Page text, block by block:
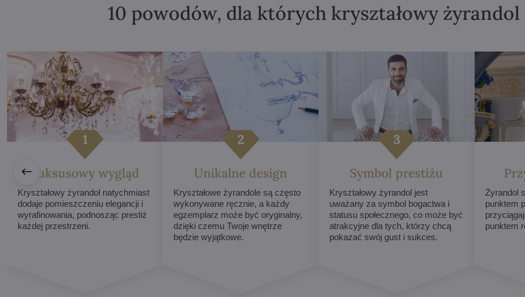
10 powodów, dla których kryształowy
Luksusowy wygląd
Kryształowy żyrandol natychmiast
dodaje pomieszczeniu elegancji i
wyrafinowania, podnosząc prestiż
każdej przestrzeni.
Unikalne design
Kryształowe żyrandole są często
wykonywane ręcznie, a każdy
egzemplarz może być oryginalny,
dzięki czemu Twoje wnętrze
będzie wyjątkowe.
Symbol prestiżu
Kryształowy żyrandol jest
uważany za symbol bogactwa i
statusu społecznego, co może być
atrakcyjne dla tych, którzy chcą
pokazać swój gust i sukces.
Żyrandol
punktem
punktem